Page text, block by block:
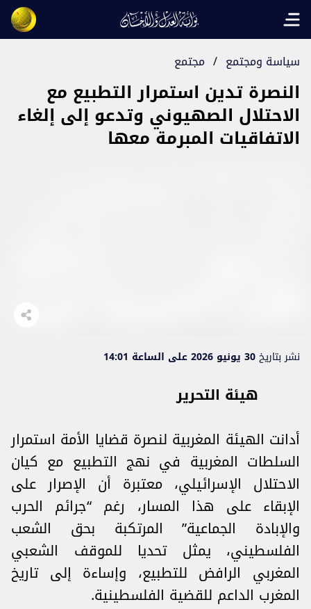
Open main menu
سياسة ومجتمع / مجتمع
النصرة تدين استمرار التطبيع مع
الاحتلال الصهيوني وتدعو إلى إلغاء
الاتفاقيات المبرمة معها
نشر بتاريخ30 يونيو 2026 على الساعة 14:01
هيئة التحرير
أدانت الهيئة المغربية لنصرة قضايا الأمة استمرار
السلطات المغربية في نهج التطبيع مع كيان
الاحتلال الإسرائيلي، معتبرة أن الإصرار على
الإبقاء على هذا المسار، رغم “جرائم الحرب
والإبادة الجماعية” المرتكبة بحق الشعب
الفلسطيني، يمثل تحديا للموقف الشعبي
المغربي الرافض للتطبيع، وإساءة إلى تاريخ
المغرب الداعم للقضية الفلسطينية.